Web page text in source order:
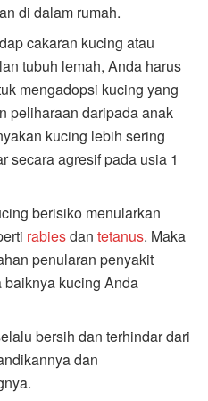
di dalam rumah.
cakaran kucing atau
tubuh lemah, Anda harus
mengadopsi kucing yang
peliharaan daripada anak
kucing lebih sering
secara agresif pada usia 1
berisiko menularkan
rabiesdantetanus. Maka
penularan penyakit
baiknya kucing Anda
bersih dan terhindar dari
dan